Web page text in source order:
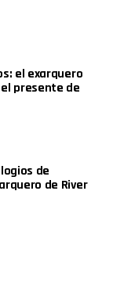
el exarquero
presente de
de
de River